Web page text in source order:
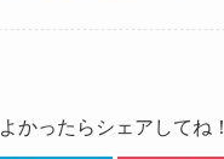
よかったらシェアしてね！